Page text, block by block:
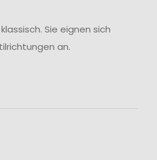
Sie eignen sich
an.